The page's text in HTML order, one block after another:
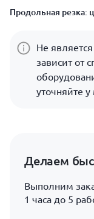
Продольная резка:
Не
зависит от
уточняйте
Делаем
Выполним
1 часа до 5